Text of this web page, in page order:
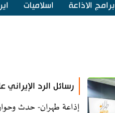
برامج الاذاعة اسلاميات
رسائل الرد
إذاعة طهران- حدث